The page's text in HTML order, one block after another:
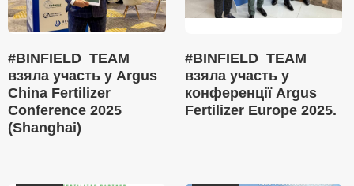
#BINFIELD_TEAM
взяла участь у Argus
China Fertilizer
Conference 2025
(Shanghai)
#BINFIELD_TEAM
взяла участь у
конференції Argus
Fertilizer Europe 2025.